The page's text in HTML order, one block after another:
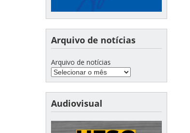
Arquivo de notícias
Arquivo de notícias
Audiovisual